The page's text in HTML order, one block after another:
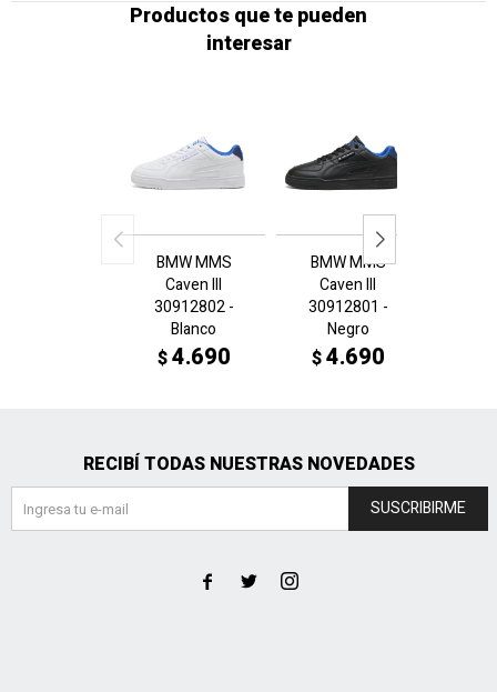
Productos que te pueden
interesar
BMW MMS
Caven III
30912802 -
Blanco
$4.690
BMW MMS
Caven III
30912801 -
Negro
$4.690
RECIBÍ TODAS NUESTRAS NOVEDADES
SUSCRIBIRME
  